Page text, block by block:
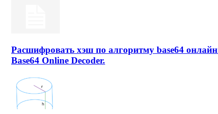
Расшифровать хэш по алгоритму base64
Base64 Online Decoder.